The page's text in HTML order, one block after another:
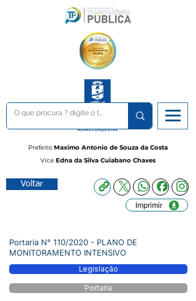
Prefeito Maximo Antonio de Souza da Costa
Vice Edna da Silva Cuiabano Chaves
Voltar
Imprimir
Portaria N° 110/2020 - PLANO DE
MONITORAMENTO INTENSIVO
Legislação
Portaria